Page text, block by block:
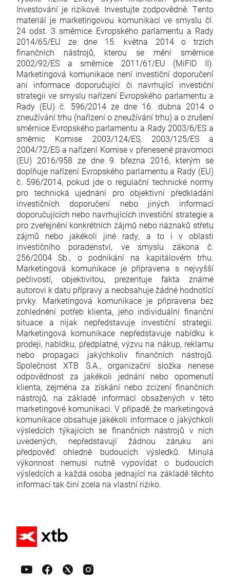
Investování je rizikové. Investujte zodpovědně. Tento
materiál je marketingovou komunikací ve smyslu čl.
24 odst. 3 směrnice Evropského parlamentu a Rady
2014/65/EU ze dne 15. května 2014 o trzích
finančních nástrojů, kterou se mění směrnice
2002/92/ES a směrnice 2011/61/EU (MiFID II).
Marketingová komunikace není investiční doporučení
ani informace doporučující či navrhující investiční
strategii ve smyslu nařízení Evropského parlamentu a
Rady (EU) č. 596/2014 ze dne 16. dubna 2014 o
zneužívání trhu (nařízení o zneužívání trhu) a o zrušení
směrnice Evropského parlamentu a Rady 2003/6/ES a
směrnic Komise 2003/124/ES, 2003/125/ES a
2004/72/ES a nařízení Komise v přenesené pravomoci
(EU) 2016/958 ze dne 9. března 2016, kterým se
doplňuje nařízení Evropského parlamentu a Rady (EU)
č. 596/2014, pokud jde o regulační technické normy
pro technická ujednání pro objektivní předkládání
investičních doporučení nebo jiných informací
doporučujících nebo navrhujících investiční strategie a
pro zveřejnění konkrétních zájmů nebo náznaků střetu
zájmů nebo jakékoli jiné rady, a to i v oblasti
investičního poradenství, ve smyslu zákona č.
256/2004 Sb., o podnikání na kapitálovém trhu.
Marketingová komunikace je připravena s nejvyšší
pečlivostí, objektivitou, prezentuje fakta známé
autorovi k datu přípravy a neobsahuje žádné hodnotící
prvky. Marketingová komunikace je připravena bez
zohlednění potřeb klienta, jeho individuální finanční
situace a nijak nepředstavuje investiční strategii.
Marketingová komunikace nepředstavuje nabídku k
prodeji, nabídku, předplatné, výzvu na nákup, reklamu
nebo propagaci jakýchkoliv finančních nástrojů.
Společnost XTB S.A., organizační složka nenese
odpovědnost za jakékoli jednání nebo opomenutí
klienta, zejména za získání nebo zcizení finančních
nástrojů, na základě informací obsažených v této
marketingové komunikaci. V případě, že marketingová
komunikace obsahuje jakékoli informace o jakýchkoli
výsledcích týkajících se finančních nástrojů v nich
uvedených, nepředstavují žádnou záruku ani
předpověď ohledně budoucích výsledků. Minulá
výkonnost nemusí nutně vypovídat o budoucích
výsledcích a každá osoba jednající na základě těchto
informací tak činí zcela na vlastní riziko.